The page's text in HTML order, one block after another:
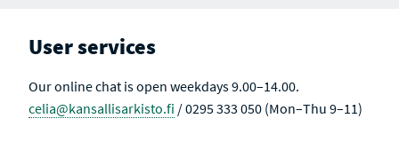
User services
Our online chat is open weekdays 9.00–14.00.
celia@kansallisarkisto.fi / 0295 333 050 (Mon–Thu 9–11)